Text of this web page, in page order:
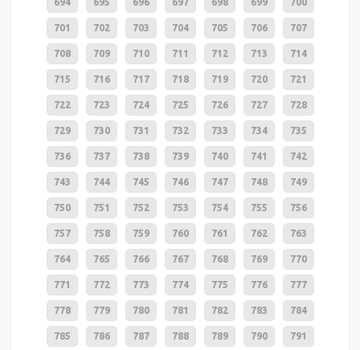
701 702 703 704 705 706 707
708 709 710 711 712 713 714
715 716 717 718 719 720 721
722 723 724 725 726 727 728
729 730 731 732 733 734 735
736 737 738 739 740 741 742
743 744 745 746 747 748 749
750 751 752 753 754 755 756
757 758 759 760 761 762 763
764 765 766 767 768 769 770
771 772 773 774 775 776 777
778 779 780 781 782 783 784
785 786 787 788 789 790 791